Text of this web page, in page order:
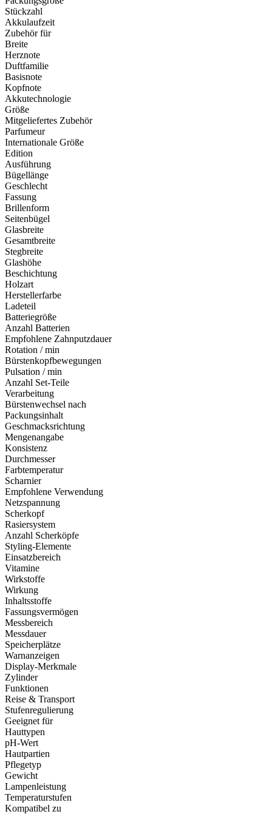
Stückzahl
Akkulaufzeit
Zubehör für
Breite
Herznote
Duftfamilie
Basisnote
Kopfnote
Akkutechnologie
Größe
Mitgeliefertes Zubehör
Parfumeur
Internationale Größe
Edition
Ausführung
Bügellänge
Geschlecht
Fassung
Brillenform
Seitenbügel
Glasbreite
Gesamtbreite
Stegbreite
Glashöhe
Beschichtung
Holzart
Herstellerfarbe
Ladeteil
Batteriegröße
Anzahl Batterien
Empfohlene Zahnputzdauer
Rotation / min
Bürstenkopfbewegungen
Pulsation / min
Anzahl Set-Teile
Verarbeitung
Bürstenwechsel nach
Packungsinhalt
Geschmacksrichtung
Mengenangabe
Konsistenz
Durchmesser
Farbtemperatur
Scharnier
Empfohlene Verwendung
Netzspannung
Scherkopf
Rasiersystem
Anzahl Scherköpfe
Styling-Elemente
Einsatzbereich
Vitamine
Wirkstoffe
Wirkung
Inhaltsstoffe
Fassungsvermögen
Messbereich
Messdauer
Speicherplätze
Warnanzeigen
Display-Merkmale
Zylinder
Funktionen
Reise & Transport
Stufenregulierung
Geeignet für
Hauttypen
pH-Wert
Hautpartien
Pflegetyp
Gewicht
Lampenleistung
Temperaturstufen
Kompatibel zu